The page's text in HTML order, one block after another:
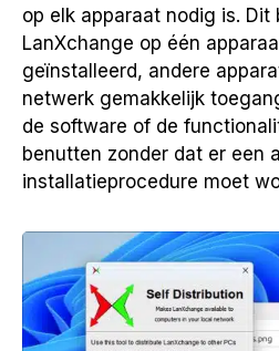
op elk apparaat nodig is.
LanXchange op één
geïnstalleerd, andere
netwerk gemakkelijk
de software of de
benutten zonder dat er een
installatieprocedure moet